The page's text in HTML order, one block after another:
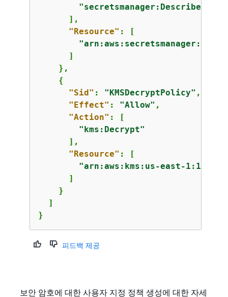
      ],
"Resource" : [
"arn:aws:secretsmanager:us-
      ]
    },
{
"Sid" : "KMSDecryptPolicy" ,
"Effect" : "Allow" ,
"Action" : [
"kms:Decrypt"
      ],
"Resource" : [
"arn:aws:kms:us-east-
      ]
    }
  ]
}
피드백 제공
보안 암호에 대한 사용자 지정 정책 생성에 대한 자세